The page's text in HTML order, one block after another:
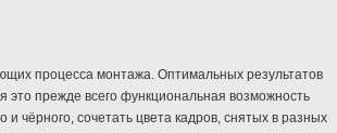
процесса монтажа. Оптимальных результатов
прежде всего функциональная возможность
чёрного, сочетать цвета кадров, снятых в разных